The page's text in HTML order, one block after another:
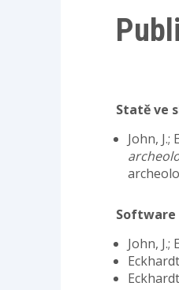
Statě ve
John,
Software
John,